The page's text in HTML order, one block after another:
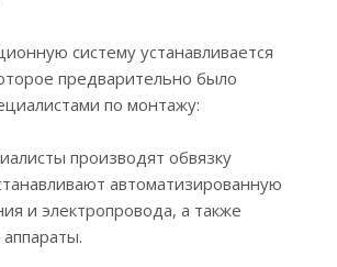
систему устанавливается
предварительно было
по монтажу:
производят обвязку
автоматизированную
и электропровода, а также